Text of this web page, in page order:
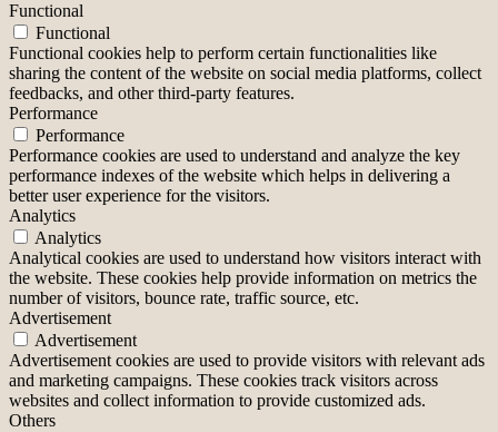
Functional
Functional
Functional cookies help to perform certain functionalities like
sharing the content of the website on social media platforms, collect
feedbacks, and other third-party features.
Performance
Performance
Performance cookies are used to understand and analyze the key
performance indexes of the website which helps in delivering a
better user experience for the visitors.
Analytics
Analytics
Analytical cookies are used to understand how visitors interact with
the website. These cookies help provide information on metrics the
number of visitors, bounce rate, traffic source, etc.
Advertisement
Advertisement
Advertisement cookies are used to provide visitors with relevant ads
and marketing campaigns. These cookies track visitors across
websites and collect information to provide customized ads.
Others